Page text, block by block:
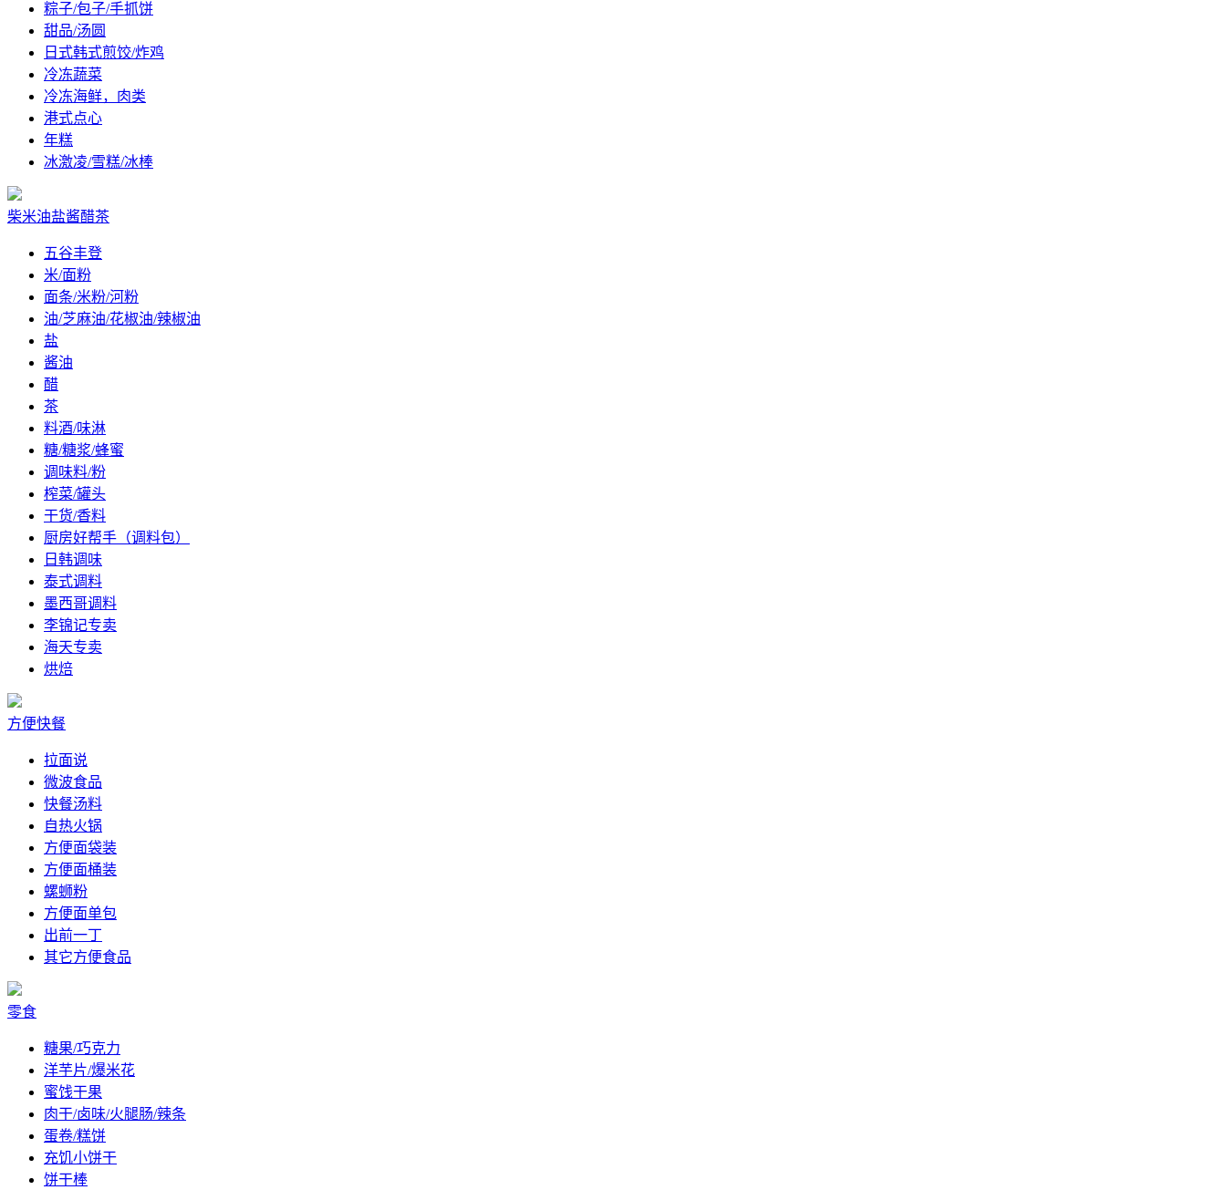
粽子/包子/手抓饼
甜品/汤圆
日式韩式煎饺/炸鸡
冷冻蔬菜
冷冻海鲜，肉类
港式点心
年糕
冰激凌/雪糕/冰棒
柴米油盐酱醋茶
五谷丰登
米/面粉
面条/米粉/河粉
油/芝麻油/花椒油/辣椒油
盐
酱油
醋
茶
料酒/味淋
糖/糖浆/蜂蜜
调味料/粉
榨菜/罐头
干货/香料
厨房好帮手（调料包）
日韩调味
泰式调料
墨西哥调料
李锦记专卖
海天专卖
烘焙
方便快餐
拉面说
微波食品
快餐汤料
自热火锅
方便面袋装
方便面桶装
螺蛳粉
方便面单包
出前一丁
其它方便食品
零食
糖果/巧克力
洋芋片/爆米花
蜜饯干果
肉干/卤味/火腿肠/辣条
蛋卷/糕饼
充饥小饼干
饼干棒